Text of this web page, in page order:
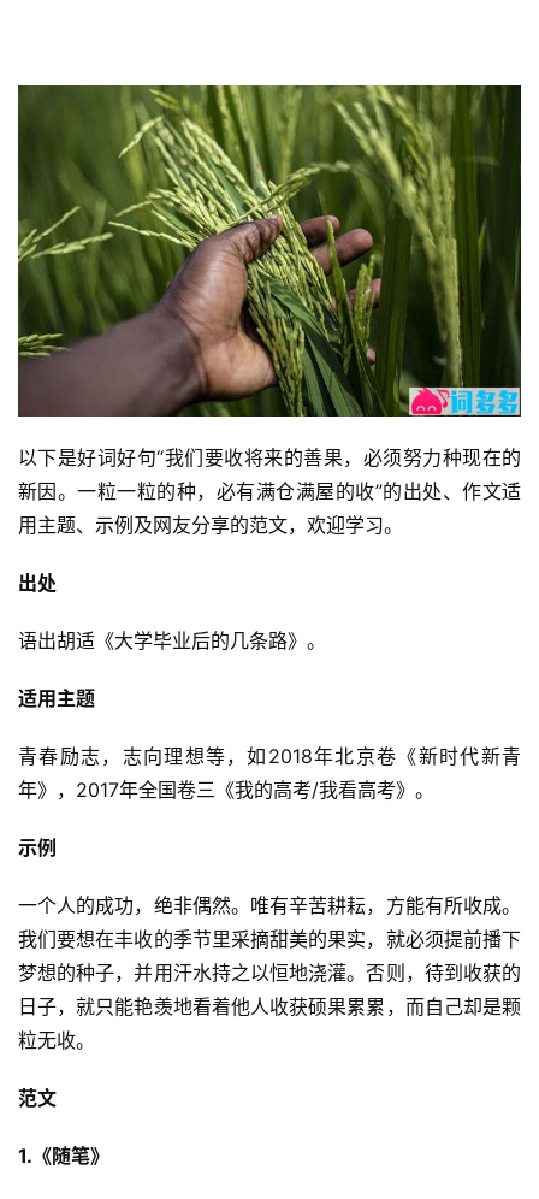
以下是好词好句“我们要收将来的善果，必须努力种现在的
新因。一粒一粒的种，必有满仓满屋的收”的出处、作文适
用主题、示例及网友分享的范文，欢迎学习。
出处
语出胡适《大学毕业后的几条路》。
适用主题
青春励志，志向理想等，如2018年北京卷《新时代新青
年》，2017年全国卷三《我的高考/我看高考》。
示例
一个人的成功，绝非偶然。唯有辛苦耕耘，方能有所收成。
我们要想在丰收的季节里采摘甜美的果实，就必须提前播下
梦想的种子，并用汗水持之以恒地浇灌。否则，待到收获的
日子，就只能艳羡地看着他人收获硕果累累，而自己却是颗
粒无收。
范文
1.《随笔》